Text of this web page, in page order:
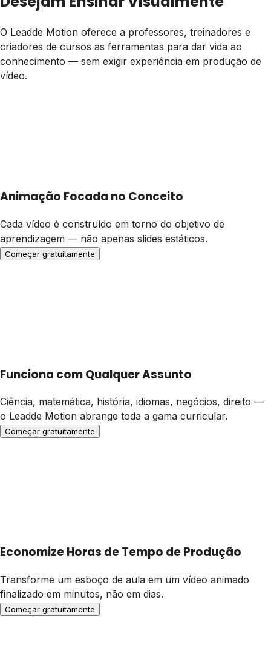
O Leadde Motion oferece a professores, treinadores e
criadores de cursos as ferramentas para dar vida ao
conhecimento — sem exigir experiência em produção de
vídeo.
Animação Focada no Conceito
Cada vídeo é construído em torno do objetivo de
aprendizagem — não apenas slides estáticos.
Começar gratuitamente
Funciona com Qualquer Assunto
Ciência, matemática, história, idiomas, negócios, direito —
o Leadde Motion abrange toda a gama curricular.
Começar gratuitamente
Economize Horas de Tempo de Produção
Transforme um esboço de aula em um vídeo animado
finalizado em minutos, não em dias.
Começar gratuitamente